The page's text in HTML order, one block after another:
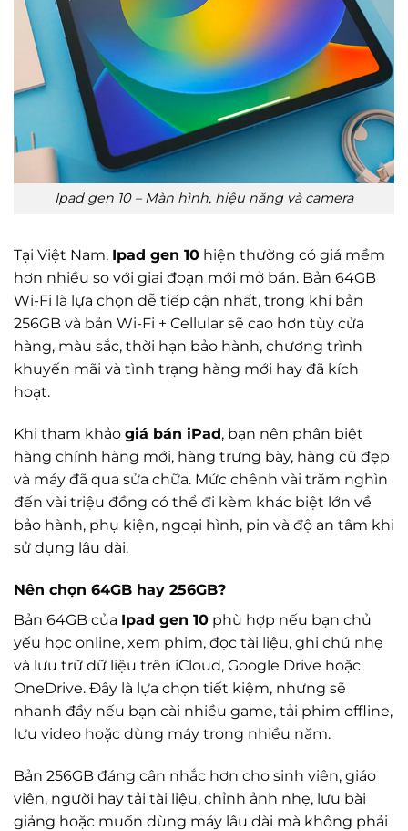
Ipad gen 10 – Màn hình, hiệu năng và camera
Tại Việt Nam, Ipad gen 10 hiện thường có giá mềm
hơn nhiều so với giai đoạn mới mở bán. Bản 64GB
Wi-Fi là lựa chọn dễ tiếp cận nhất, trong khi bản
256GB và bản Wi-Fi + Cellular sẽ cao hơn tùy cửa
hàng, màu sắc, thời hạn bảo hành, chương trình
khuyến mãi và tình trạng hàng mới hay đã kích
hoạt.
Khi tham khảo giá bán iPad, bạn nên phân biệt
hàng chính hãng mới, hàng trưng bày, hàng cũ đẹp
và máy đã qua sửa chữa. Mức chênh vài trăm nghìn
đến vài triệu đồng có thể đi kèm khác biệt lớn về
bảo hành, phụ kiện, ngoại hình, pin và độ an tâm khi
sử dụng lâu dài.
Nên chọn 64GB hay 256GB?
Bản 64GB của Ipad gen 10 phù hợp nếu bạn chủ
yếu học online, xem phim, đọc tài liệu, ghi chú nhẹ
và lưu trữ dữ liệu trên iCloud, Google Drive hoặc
OneDrive. Đây là lựa chọn tiết kiệm, nhưng sẽ
nhanh đầy nếu bạn cài nhiều game, tải phim offline,
lưu video hoặc dùng máy trong nhiều năm.
Bản 256GB đáng cân nhắc hơn cho sinh viên, giáo
viên, người hay tải tài liệu, chỉnh ảnh nhẹ, lưu bài
giảng hoặc muốn dùng máy lâu dài mà không phải